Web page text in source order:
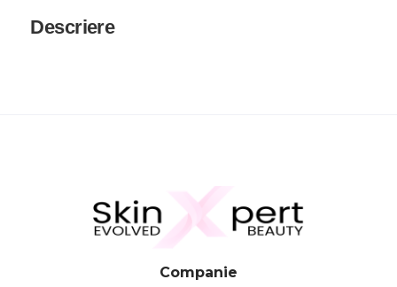
Descriere
Companie